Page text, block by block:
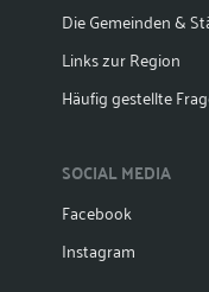
Die Gemeinden &
Links zur Region
Häufig gestellte
SOCIAL MEDIA
Facebook
Instagram